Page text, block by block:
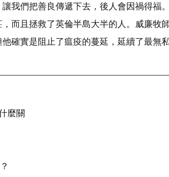
我們把善良傳遞下去，後人會因禍得福。
而且拯救了英倫半島大半的人。威廉牧
確實是阻止了瘟疫的蔓延，延續了最無
麼關